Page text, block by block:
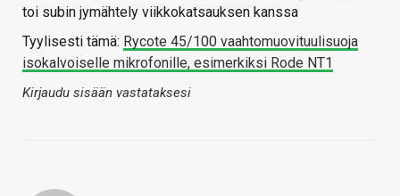
toi subin jymähtely viikkokatsauksen kanssa
Tyylisesti tämä: Rycote 45/100 vaahtomuovituulisuoja
isokalvoiselle mikrofonille, esimerkiksi Rode NT1
Kirjaudu sisään vastataksesi